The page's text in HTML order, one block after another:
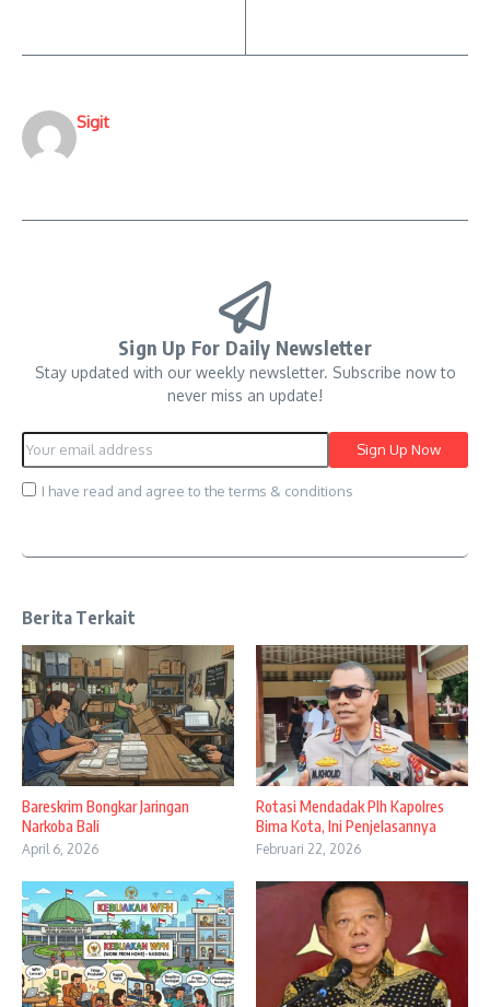
Sigit
Sign Up For Daily Newsletter
Stay updated with our weekly newsletter. Subscribe now to
never miss an update!
I have read and agree to the terms & conditions
Berita Terkait
Bareskrim Bongkar Jaringan
Narkoba Bali
April 6, 2026
Rotasi Mendadak Plh Kapolres
Bima Kota, Ini Penjelasannya
Februari 22, 2026